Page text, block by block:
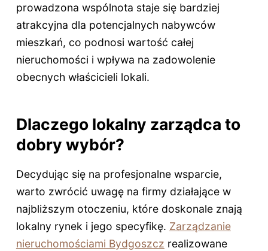
prowadzona wspólnota staje się bardziej
atrakcyjna dla potencjalnych nabywców
mieszkań, co podnosi wartość całej
nieruchomości i wpływa na zadowolenie
obecnych właścicieli lokali.
Dlaczego lokalny zarządca to
dobry wybór?
Decydując się na profesjonalne wsparcie,
warto zwrócić uwagę na firmy działające w
najbliższym otoczeniu, które doskonale znają
lokalny rynek i jego specyfikę. Zarządzanie
nieruchomościami Bydgoszcz realizowane